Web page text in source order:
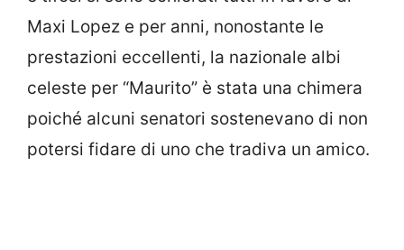
Maxi Lopez e per anni, nonostante le
prestazioni eccellenti, la nazionale albi
celeste per “Maurito” è stata una chimera
poiché alcuni senatori sostenevano di non
potersi fidare di uno che tradiva un amico.